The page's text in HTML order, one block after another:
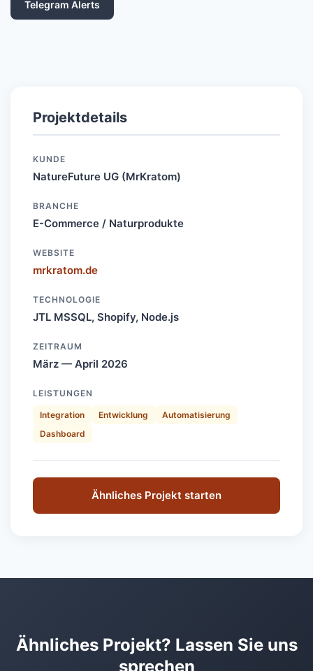
Telegram Alerts
Projektdetails
KUNDE
NatureFuture UG (MrKratom)
BRANCHE
E-Commerce / Naturprodukte
WEBSITE
mrkratom.de
TECHNOLOGIE
JTL MSSQL, Shopify, Node.js
ZEITRAUM
März — April 2026
LEISTUNGEN
Integration Entwicklung
Automatisierung
Dashboard
Ähnliches Projekt starten
Ähnliches Projekt? Lassen Sie uns
sprechen